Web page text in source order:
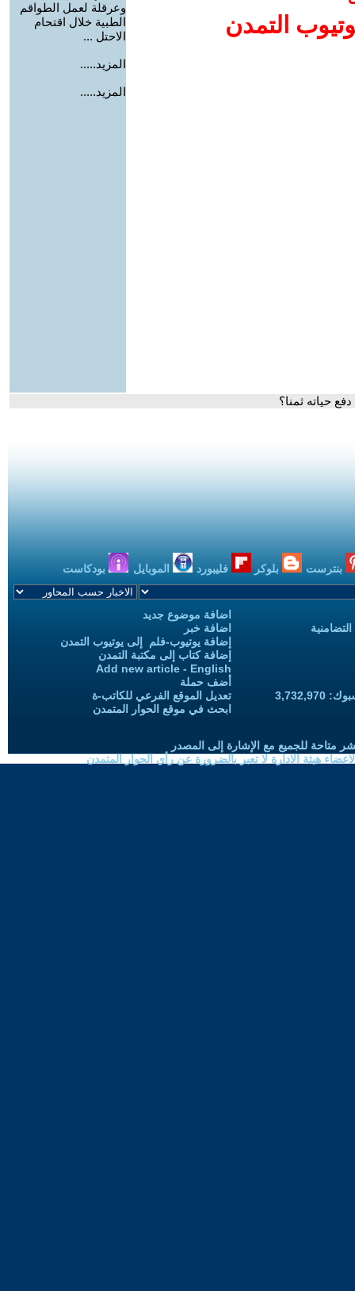
التمدن
وعرقلة لعمل الطواقم
الطبية خلال اقتحام
الاحتل ...
المزيد.....
المزيد.....
حياته ثمنا؟
بنترست بلوكر فليبورد الموبايل بودكاست
اضافة موضوع جديد
اضافة خبر
إضافة يوتيوب-فلم إلى يوتيوب التمدن
إضافة كتاب إلى مكتبة التمدن
Add new article - English
أضف حملة
تعديل الموقع الفرعي للكاتب-ة
ابحث في موقع الحوار المتمدن
متاحة للجميع مع الإشارة إلى المصدر
هيئة الادارة لا تعبر بالضرورة عن رأي الحوار المتمدن